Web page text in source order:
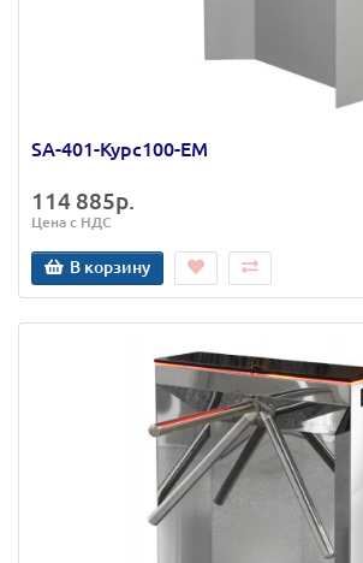
SA-401-Курс100-ЕМ
114 885р.
Цена с НДС
В корзину